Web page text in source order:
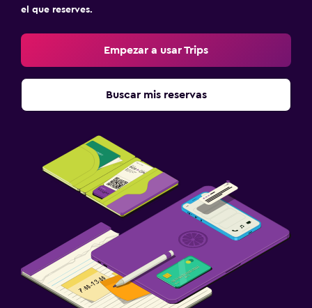
Menús para dietas especiales (bajo petición)
Mesa de comedor
Sistema de entretenimiento
TV de pantalla plana
TV por cable o vía satélite
Servicio de streaming
Biblioteca
Sala de estar/TV compartida
el que reserves.
Empezar a usar Trips
Buscar mis reservas